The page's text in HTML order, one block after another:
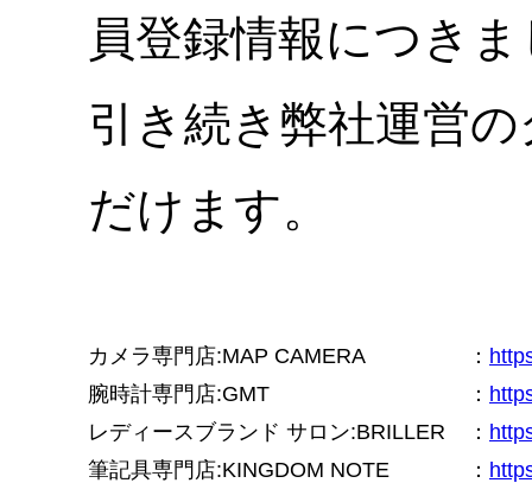
員登録情報につき
引き続き弊社運営
だけます。
カメラ専門店:MAP CAMERA ：
腕時計専門店:GMT
：
レディースブランド サロン:BRILLER
：
筆記具専門店:KINGDOM NOTE
：